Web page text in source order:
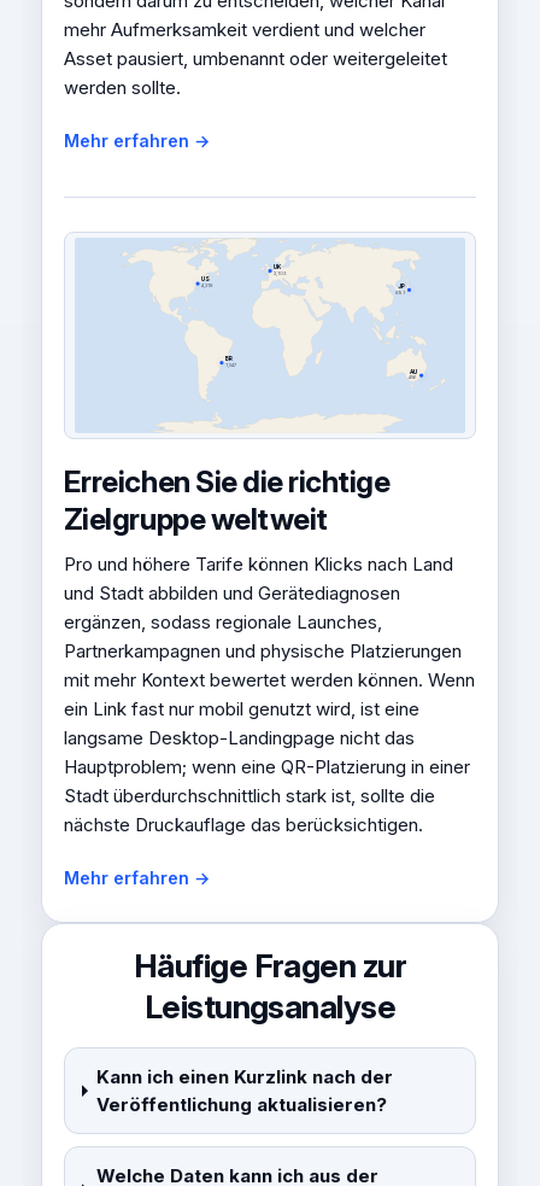
mehr Aufmerksamkeit verdient und welcher
Asset pausiert, umbenannt oder weitergeleitet
werden sollte.
Mehr erfahren →
US
4,218
UK
2,103
BR
1,547
JP
891
AU
456
Erreichen Sie die richtige
Zielgruppe weltweit
Pro und höhere Tarife können Klicks nach Land
und Stadt abbilden und Gerätediagnosen
ergänzen, sodass regionale Launches,
Partnerkampagnen und physische Platzierungen
mit mehr Kontext bewertet werden können. Wenn
ein Link fast nur mobil genutzt wird, ist eine
langsame Desktop-Landingpage nicht das
Hauptproblem; wenn eine QR-Platzierung in einer
Stadt überdurchschnittlich stark ist, sollte die
nächste Druckauflage das berücksichtigen.
Mehr erfahren →
Häufige Fragen zur
Leistungsanalyse
Kann ich einen Kurzlink nach der
Veröffentlichung aktualisieren?
Welche Daten kann ich aus der